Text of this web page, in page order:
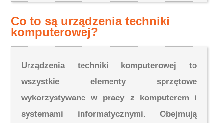
Co to są urządzenia techniki
komputerowej?
Urządzenia techniki komputerowej to
wszystkie elementy sprzętowe
wykorzystywane w pracy z komputerem i
systemami informatycznymi. Obejmują